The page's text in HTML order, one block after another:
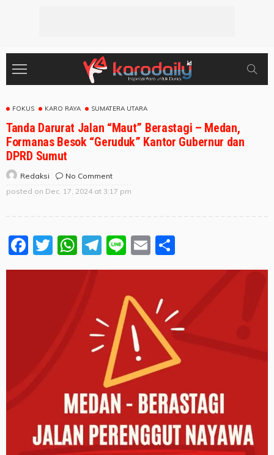
FOKUS KARO RAYA SUMATERA UTARA
Tanda Darurat Jalan “Maut” Berastagi – Medan,
Formanas Besok “Geruduk” Kantor Gubernur dan
DPRD Sumut
Redaksi
No Comment
posted on Dec. 17, 2024 at 3:17 pm
Facebook
Twitter
WhatsApp
Telegram
LineEmail